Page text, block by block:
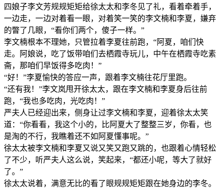
四娘子李文芳规规矩矩给徐太太和李冬见了礼，看着牵着手，
一边走，一边对着看一眼，对着笑一笑的李文楠和李夏，嫌弃
的瞥了几眼，“看你们两个，傻子一样。”
李文楠根本不理她，只管拉着李夏往前跑，“阿夏，咱们快
走。阿娘说，吃了饭带咱们去栖霞寺玩儿，中午在栖霞寺吃素
斋，那咱们早饭得多吃肉！”
“好！”李夏愉快的答应一声，跟着李文楠往花厅里跑。
“还有我！”李文岚甩开徐太太，跟在李文楠和李夏身后往前
跑，“我也多吃肉，光吃肉！”
严夫人已经迎出来，侧身让过李文楠和李夏，迎着徐太太笑
道：“你看看，我这个小的，比阿夏大了整整三岁，你看，也
是淘的不行，我瞧着还不如阿夏懂事呢。”
徐太太被李文楠和李夏又说又笑又跑又跳的，也跟着心情轻松
了不少，听严夫人这么说，笑起来，“都还小呢，等大了就好
了。”
徐太太说着，满意无比的看了眼规规矩矩跟在她身边的李冬。